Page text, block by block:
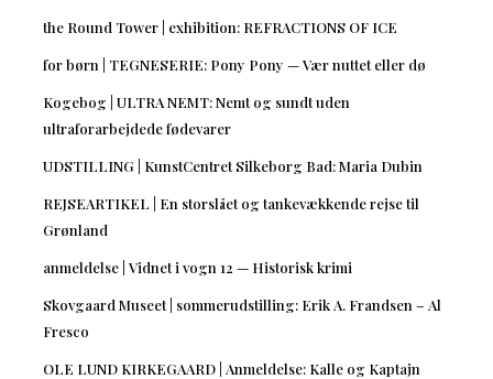
the Round Tower | exhibition: REFRACTIONS OF ICE
for børn | TEGNESERIE: Pony Pony — Vær nuttet eller dø
Kogebog | ULTRA NEMT: Nemt og sundt uden
ultraforarbejdede fødevarer
UDSTILLING | KunstCentret Silkeborg Bad: Maria Dubin
REJSEARTIKEL | En storslået og tankevækkende rejse til
Grønland
anmeldelse | Vidnet i vogn 12 — Historisk krimi
Skovgaard Museet | sommerudstilling: Erik A. Frandsen – Al
Fresco
OLE LUND KIRKEGAARD | Anmeldelse: Kalle og Kaptajn